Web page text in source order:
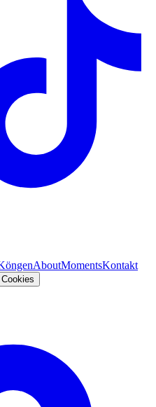
AboutMomentsKontakt
Cookies